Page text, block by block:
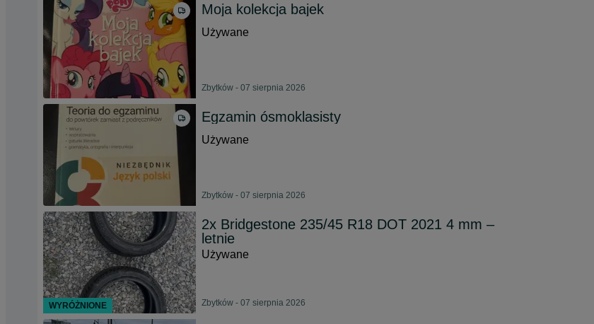
Moja kolekcja bajek
Używane
Zbytków - 07 sierpnia 2026
Egzamin ósmoklasisty
Używane
Zbytków - 07 sierpnia 2026
2x Bridgestone 235/45 R18 DOT 2021 4 mm –
letnie
Używane
Zbytków - 07 sierpnia 2026
WYRÓŻNIONE